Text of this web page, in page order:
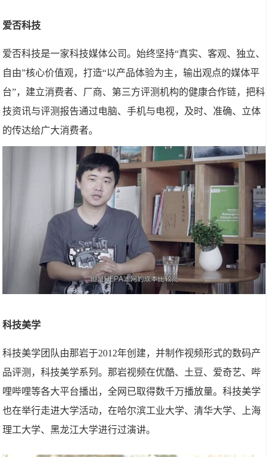
爱否科技
爱否科技是一家科技媒体公司。始终坚持“真实、客观、独立、
自由”核心价值观，打造“以产品体验为主，输出观点的媒体平
台”，建立消费者、厂商、第三方评测机构的健康合作链，把科
技资讯与评测报告通过电脑、手机与电视，及时、准确、立体
的传达给广大消费者。
科技美学
科技美学团队由那岩于2012年创建，并制作视频形式的数码产
品评测，科技美学系列。那岩视频在优酷、土豆、爱奇艺、哔
哩哔哩等各大平台播出，全网已取得数千万播放量。科技美学
也在举行走进大学活动，在哈尔滨工业大学、清华大学、上海
理工大学、黑龙江大学进行过演讲。